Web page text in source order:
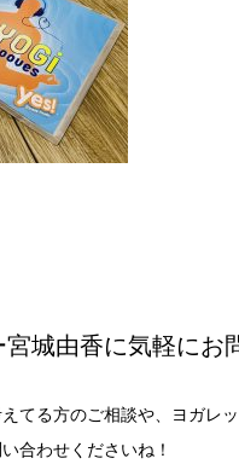
城由香に気軽にお
てる方のご相談や、ヨガレッ
合わせくださいね！